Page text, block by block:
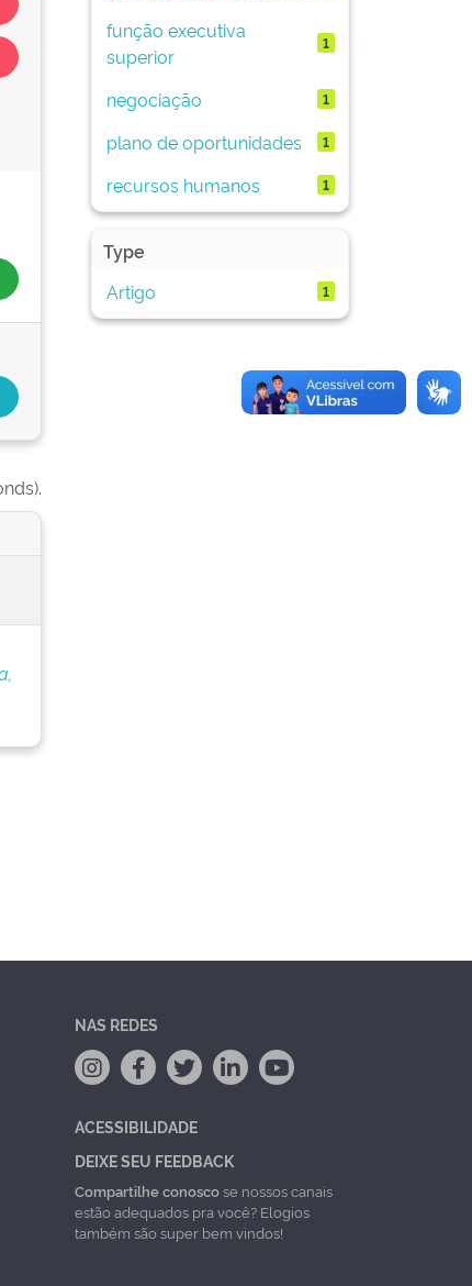
função executiva
superior
1
negociação 1
plano de oportunidades 1
recursos humanos 1
Type
Artigo
1
NAS REDES
ACESSIBILIDADE
DEIXE SEU FEEDBACK
Compartilhe conoscose nossos canais
estão adequados pra você? Elogios
também são super bem vindos!